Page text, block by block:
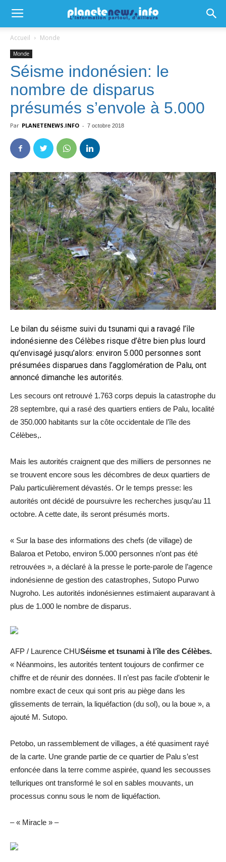
Accueil Monde
Monde
Séisme indonésien: le
nombre de disparus
présumés s’envole à 5.000
Par PLANETENEWS.INFO - 7 octobre 2018
Le bilan du séisme suivi du tsunami qui a ravagé l’île
indonésienne des Célèbes risque d’être bien plus lourd
qu’envisagé jusqu’alors: environ 5.000 personnes sont
présumées disparues dans l’agglomération de Palu, ont
annoncé dimanche les autorités.
Les secours ont retrouvé 1.763 corps depuis la catastrophe du
28 septembre, qui a rasé des quartiers entiers de Palu, localité
de 350.000 habitants sur la côte occidentale de l’île des
Célèbes,.
Mais les autorités craignent que des milliers de personnes ne
se trouvent encore sous les décombres de deux quartiers de
Palu particulièrement dévastés. Or le temps presse: les
autorités ont décidé de poursuivre les recherches jusqu’au 11
octobre. A cette date, ils seront présumés morts.
« Sur la base des informations des chefs (de village) de
Balaroa et Petobo, environ 5.000 personnes n’ont pas été
retrouvées », a déclaré à la presse le porte-parole de l’agence
indonésienne de gestion des catastrophes, Sutopo Purwo
Nugroho. Les autorités indonésiennes estimaient auparavant à
plus de 1.000 le nombre de disparus.
AFP / Laurence CHUSéisme et tsunami à l’île des Célèbes.
« Néanmoins, les autorités tentent toujours de confirmer ce
chiffre et de réunir des données. Il n’est pas facile d’obtenir le
nombre exact de ceux qui sont pris au piège dans les
glissements de terrain, la liquéfaction (du sol), ou la boue », a
ajouté M. Sutopo.
Petobo, un rassemblement de villages, a été quasiment rayé
de la carte. Une grande partie de ce quartier de Palu s’est
enfoncée dans la terre comme aspirée, quand les secousses
telluriques ont transformé le sol en sables mouvants, un
processus connu sous le nom de liquéfaction.
– « Miracle » –